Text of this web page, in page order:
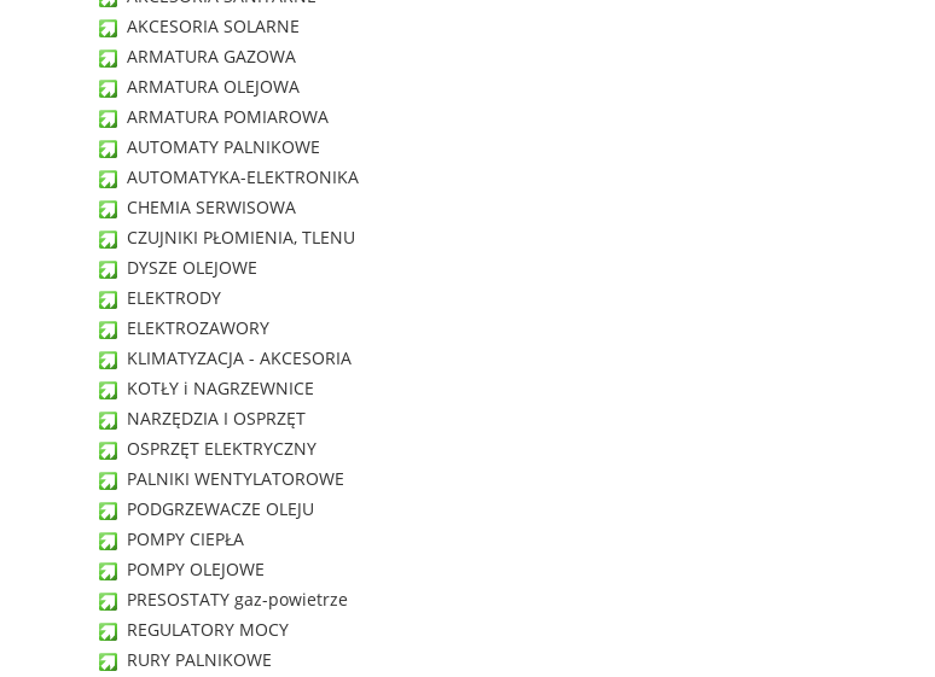
AKCESORIA SOLARNE
ARMATURA GAZOWA
ARMATURA OLEJOWA
ARMATURA POMIAROWA
AUTOMATY PALNIKOWE
AUTOMATYKA-ELEKTRONIKA
CHEMIA SERWISOWA
CZUJNIKI PŁOMIENIA, TLENU
DYSZE OLEJOWE
ELEKTRODY
ELEKTROZAWORY
KLIMATYZACJA - AKCESORIA
KOTŁY i NAGRZEWNICE
NARZĘDZIA I OSPRZĘT
OSPRZĘT ELEKTRYCZNY
PALNIKI WENTYLATOROWE
PODGRZEWACZE OLEJU
POMPY CIEPŁA
POMPY OLEJOWE
PRESOSTATY gaz-powietrze
REGULATORY MOCY
RURY PALNIKOWE